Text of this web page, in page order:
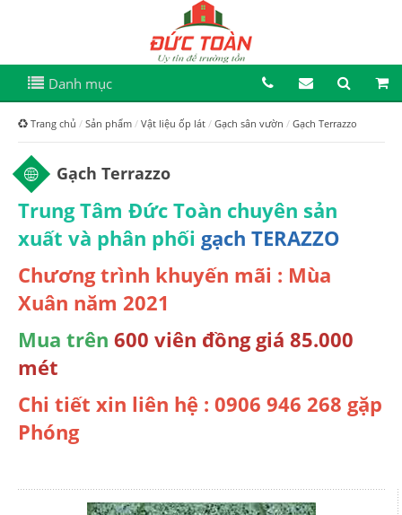
Danh mục
Trang chủ Sản phẩm Vật liệu ốp lát Gạch sân vườn Gạch Terrazzo
Gạch Terrazzo
Trung Tâm Đức Toàn chuyên sản
xuất và phân phối gạch TERAZZO
Chương trình khuyến mãi : Mùa
Xuân năm 2021
Mua trên 600 viên đồng giá 85.000
mét
Chi tiết xin liên hệ : 0906 946 268 gặp
Phóng